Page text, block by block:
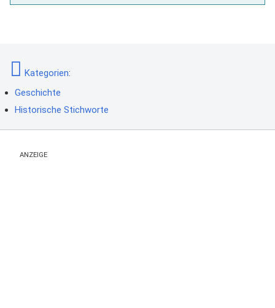
Kategorien:
Geschichte
Historische Stichworte
ANZEIGE